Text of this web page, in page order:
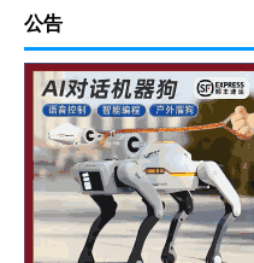
公告